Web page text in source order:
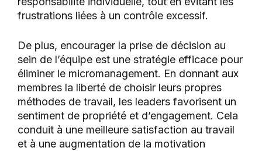
frustrations liées à un contrôle excessif.
De plus, encourager la prise de décision au
sein de l’équipe est une stratégie efficace pour
éliminer le micromanagement. En donnant aux
membres la liberté de choisir leurs propres
méthodes de travail, les leaders favorisent un
sentiment de propriété et d’engagement. Cela
conduit à une meilleure satisfaction au travail
et à une augmentation de la motivation